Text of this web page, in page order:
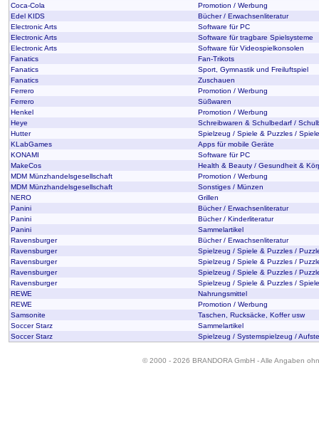
Coca-Cola
Promotion / Werbung
Edel KIDS
Bücher / Erwachsenliteratur
Electronic Arts
Software für PC
Electronic Arts
Software für tragbare Spielsysteme
Electronic Arts
Software für Videospielkonsolen
Fanatics
Fan-Trikots
Fanatics
Sport, Gymnastik und Freiluftspiel
Fanatics
Zuschauen
Ferrero
Promotion / Werbung
Ferrero
Süßwaren
Henkel
Promotion / Werbung
Heye
Schreibwaren & Schulbedarf /
Hutter
Spielzeug / Spiele & Puzzles /
KLabGames
Apps für mobile Geräte
KONAMI
Software für PC
MakeCos
Health & Beauty / Gesundheit &
MDM Münzhandelsgesellschaft
Promotion / Werbung
MDM Münzhandelsgesellschaft
Sonstiges / Münzen
NERO
Grillen
Panini
Bücher / Erwachsenliteratur
Panini
Bücher / Kinderliteratur
Panini
Sammelartikel
Ravensburger
Bücher / Erwachsenliteratur
Ravensburger
Spielzeug / Spiele & Puzzles /
Ravensburger
Spielzeug / Spiele & Puzzles /
Ravensburger
Spielzeug / Spiele & Puzzles /
Ravensburger
Spielzeug / Spiele & Puzzles /
REWE
Nahrungsmittel
REWE
Promotion / Werbung
Samsonite
Taschen, Rucksäcke, Koffer usw
Soccer Starz
Sammelartikel
Soccer Starz
Spielzeug / Systemspielzeug /
© 2000 - 2026 BRANDORA GmbH - Alle Angaben